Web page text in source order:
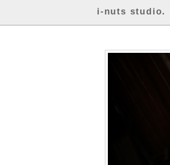
i-nuts studio.